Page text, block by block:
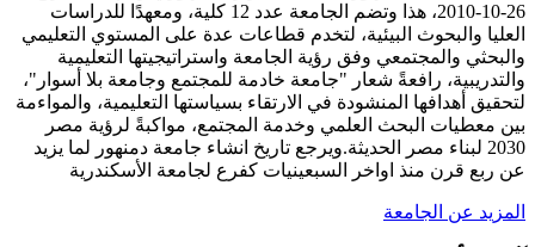
26-10-2010، هذا وتضم الجامعة عدد 12 كلية، ومعهدًا للدراسات
العليا والبحوث البيئية، لتخدم قطاعات عدة على المستوي التعليمي
والبحثي والمجتمعي وفق رؤية الجامعة واستراتيجيتها التعليمية
والتدريبية، رافعةً شعار "جامعة خادمة للمجتمع وجامعة بلا أسوار"،
لتحقيق أهدافها المنشودة في الارتقاء بسياستها التعليمية، والمواءمة
بين معطيات البحث العلمي وخدمة المجتمع، مواكبةً لرؤية مصر
2030 لبناء مصر الحديثة.ويرجع تاريخ انشاء جامعة دمنهور لما يزيد
عن ربع قرن منذ اواخر السبعينيات كفرع لجامعة الأسكندرية
المزيد عن الجامعة